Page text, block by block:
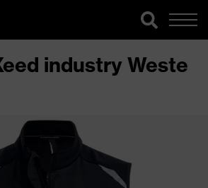
industry Weste